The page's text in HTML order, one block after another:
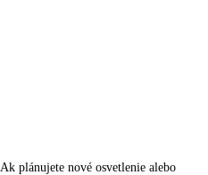
plánujete nové osvetlenie alebo